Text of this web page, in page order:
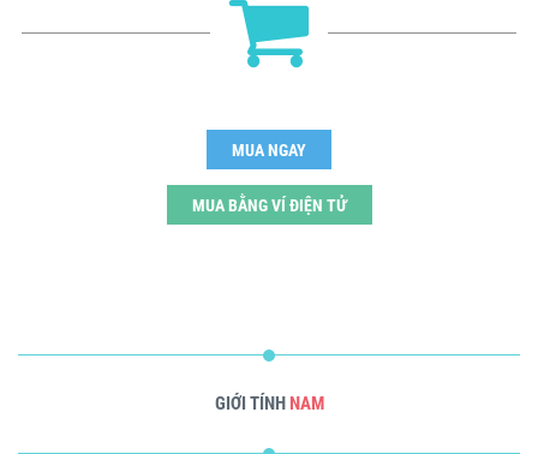
MUA NGAY
MUA BẰNG VÍ ĐIỆN TỬ
GIỚI TÍNH NAM